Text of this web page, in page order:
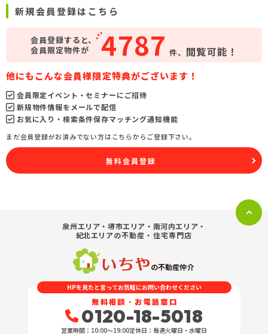
新規会員登録はこちら
会員登録すると、
会員限定物件が
4787 件、 閲覧可能！
他にもこんな会員様限定特典がございます！
会員限定イベント・セミナーにご招待
新規物件情報をメールで配信
お気に入り・検索条件保存マッチング通知機能
まだ会員登録がお済みでない方はこちらからご登録下さい。
無料会員登録
泉州エリア・堺市エリア・南河内エリア・
紀北エリアの不動産・住宅専門店
の不動産仲介
HPを見たと言ってお気軽にお問い合わせください
無料相談・お電話窓口
0120-18-5018
営業時間：10:00〜19:00定休日：毎週火曜日・水曜日